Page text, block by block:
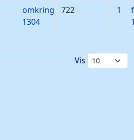
omkring
1304
722 1
Vis